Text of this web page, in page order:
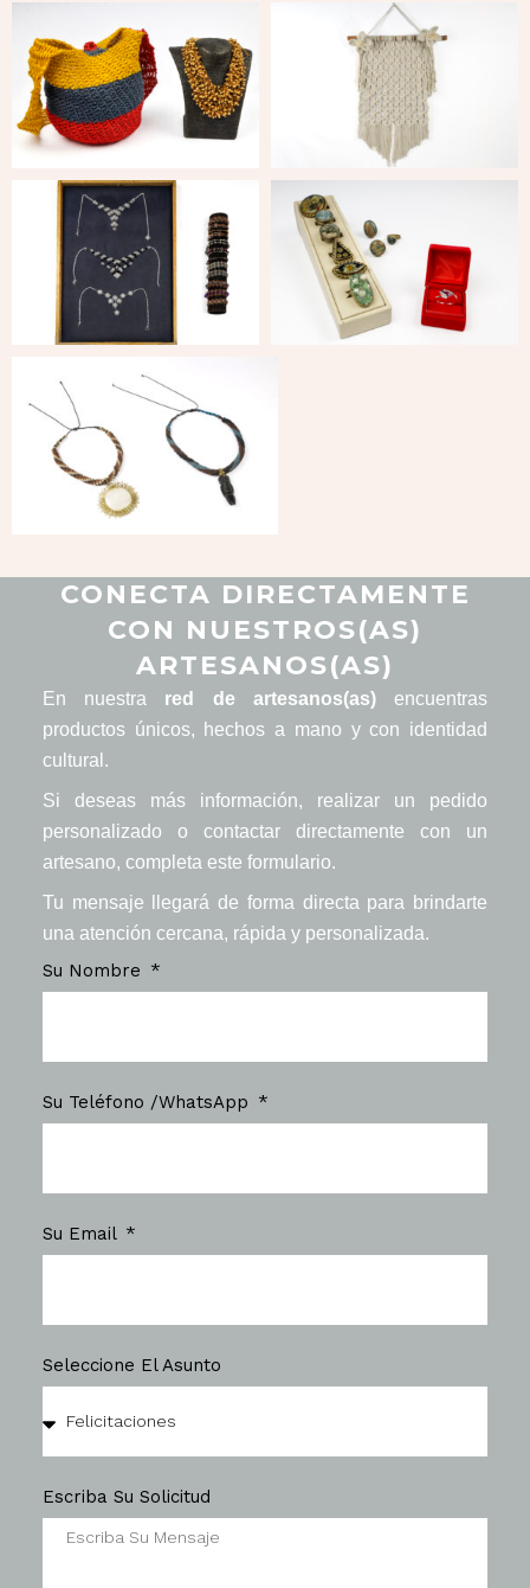
CONECTA DIRECTAMENTE
CON NUESTROS(AS)
ARTESANOS(AS)
En nuestra red de artesanos(as)encuentras
productos únicos, hechos a mano y con identidad
cultural.
Si deseas más información, realizar un pedido
personalizado o contactar directamente con un
artesano, completa este formulario.
Tu mensaje llegará de forma directa para brindarte
una atención cercana, rápida y personalizada.
Su Nombre
Su Teléfono /WhatsApp
Su Email
Seleccione El Asunto
Escriba Su Solicitud